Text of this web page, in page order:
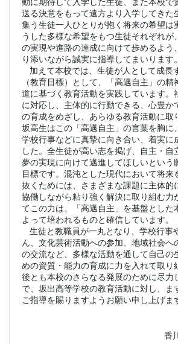
動に期待して入学した生徒、また本校で
送る決意をもって遠方より入学してきた
集う生徒一人ひとりが抱く将来の希望は
うした多様な希望をもつ生徒それぞれが
の実現や進路の達成に向けて歩めるよう
り添いながら誠実に指導してまいります。
加えて本校では、生徒が人として成長
（教育目標）として、「高邁自主」の精
道に基づく教育活動を実践しています。
に対応し、主体的に行動できる、心豊か
の育成をめざし、あらゆる教育活動に取
坂高生はこの「高邁自主」の言葉を胸に
学校行事などに真摯に向き合い、着実に
した。全生徒が高い志を掲げ、自主・自
夢の実現に向けて邁進してほしいという
目標です。混沌とした現代において将来
抜くためには、さまざまな課題に主体的
協働しながら粘り強く解決に取り組む力
てこの力は、「高邁自主」を基盤とした
よって培われるものと確信しています。
生徒と教職員が一丸となり、学校行事
ん、文化芸術活動への参加、地域社会へ
の交流など、多様な活動を通して自己の
めの資質・能力の育成に力を入れて取り
後とも本校のさらなる発展のために尽力
で、坂出高等学校の教育活動に対し、ま
ご指導を賜りますようお願い申し上げま
香